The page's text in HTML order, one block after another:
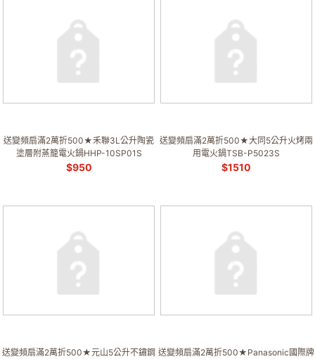
送變頻扇滿2萬折500★禾聯3L公升陶瓷
塗層附蒸籠電火鍋HHP-10SP01S
$950
送變頻扇滿2萬折500★大同5公升火烤兩
用電火鍋TSB-P5023S
$1510
送變頻扇滿2萬折500★元山5公升不鏽鋼 送變頻扇滿2萬折500★Panasonic國際牌